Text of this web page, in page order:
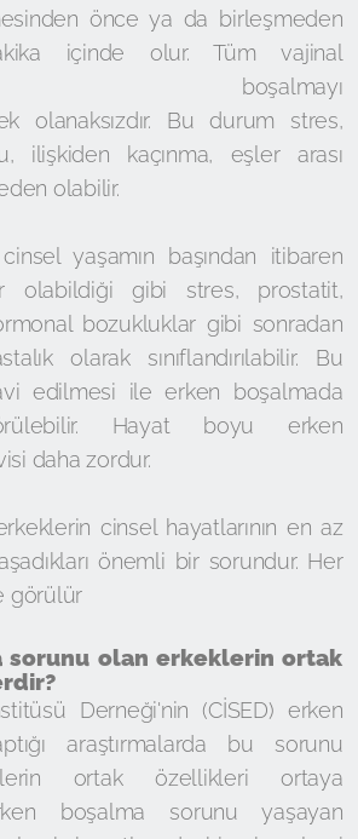
önce ya da birleşmeden
içinde olur. Tüm vajinal
boşalmayı
olanaksızdır. Bu durum stres,
ilişkiden kaçınma, eşler arası
olabilir.
yaşamın başından itibaren
olabildiği gibi stres, prostatit,
bozukluklar gibi sonradan
olarak sınıflandırılabilir. Bu
edilmesi ile erken boşalmada
Hayat boyu erken
daha zordur.
cinsel hayatlarının en az
önemli bir sorundur. Her
görülür
sorunu olan erkeklerin ortak
Derneği'nin (CİSED) erken
araştırmalarda bu sorunu
ortak özellikleri ortaya
boşalma sorunu yaşayan